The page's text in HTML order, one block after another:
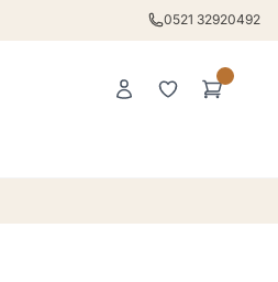
0521 32920492